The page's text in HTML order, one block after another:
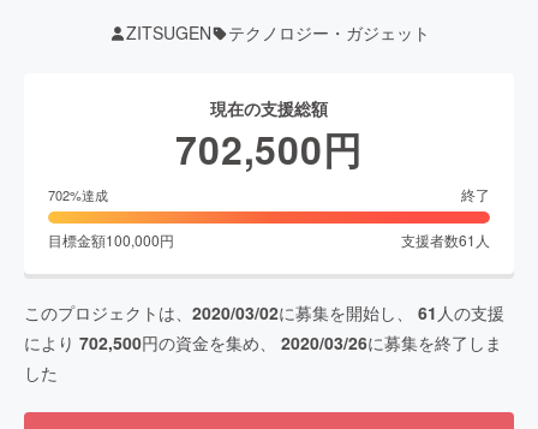
ZITSUGEN テクノロジー・ガジェット
現在の支援総額
702,500円
702%達成 終了
目標金額100,000円 支援者数61 人
このプロジェクトは、 2020/03/02に募集を開始し、 61 人の支援
により 702,500円の資金を集め、 2020/03/26に募集を終了しま
した